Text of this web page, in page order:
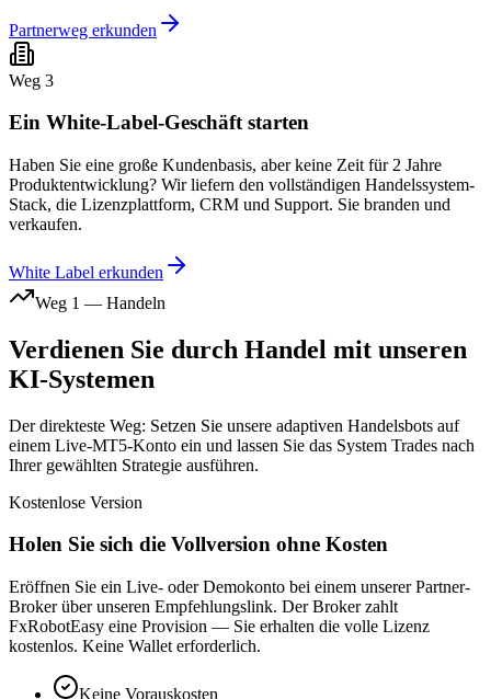
Partnerweg erkunden
Weg 3
Ein White-Label-Geschäft starten
Haben Sie eine große Kundenbasis, aber keine Zeit für 2 Jahre
Produktentwicklung? Wir liefern den vollständigen Handelssystem-
Stack, die Lizenzplattform, CRM und Support. Sie branden und
verkaufen.
White Label erkunden
Weg 1 — Handeln
Verdienen Sie durch Handel mit unseren
KI-Systemen
Der direkteste Weg: Setzen Sie unsere adaptiven Handelsbots auf
einem Live-MT5-Konto ein und lassen Sie das System Trades nach
Ihrer gewählten Strategie ausführen.
Kostenlose Version
Holen Sie sich die Vollversion ohne Kosten
Eröffnen Sie ein Live- oder Demokonto bei einem unserer Partner-
Broker über unseren Empfehlungslink. Der Broker zahlt
FxRobotEasy eine Provision — Sie erhalten die volle Lizenz
kostenlos. Keine Wallet erforderlich.
Keine Vorauskosten